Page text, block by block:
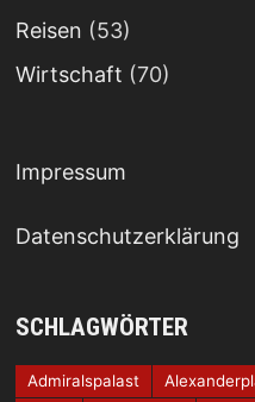
Reisen (53)
Wirtschaft (70)
Impressum
Datenschutzerklärung
SCHLAGWÖRTER
Admiralspalast